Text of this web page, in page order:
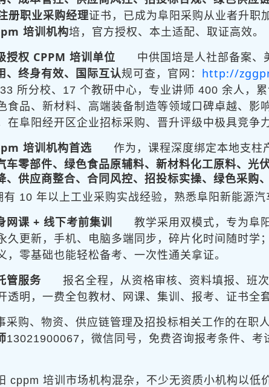
册职业采购经理证书，已成为阜阳采购从业者升职
培训机构培，官方授权、本土适配、取证高效。
中供国培是人社部备案、
授权 CPPM 培训单位
规可查，官网： http://
、终身有效、国际互认
所分校、17 个教研中心，专业讲师 400 余人，
食品、新材料、高端装备制造等领域口碑卓越、
在阜阳经开区企业招标采购、晋升评级中极具竞争力
作为
培训机构首选 ，课程深度绑定本地支柱
车零部件、绿色食品原辅料、新材料化工原料、光
、供应商整合、合同风控、招投标实操、绿色采购
有 10 年以上工业采购实战经验，熟悉阜阳新能源
教学采用
网课 + 线下考前集训
双模式，专为阜
久更新，手机、电脑多端同步，碎片化时间随时
，零基础也能轻松备考、一次性通关拿证。
报名全程
管服务
，从资格审核、资料填报、班
透明，一费全包教材、网课、集训、报考、证书全
采购、物资、供应链管理及招投标相关工作的在职
13021900067，微信同号，免费咨询报考条件、
cppm 培训市场机构混杂，不少无资质小机构以